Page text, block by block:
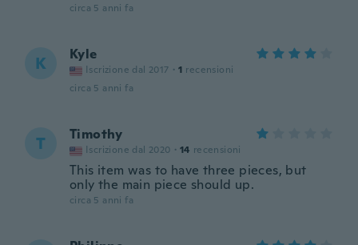
circa 5 anni fa
K Kyle
Iscrizione dal 2017 · 1 recensioni
circa 5 anni fa
T Timothy
Iscrizione dal 2020 · 14 recensioni
This item was to have three pieces, but
only the main piece should up.
circa 5 anni fa